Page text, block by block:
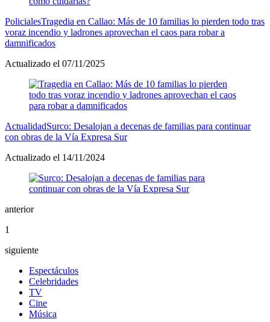
PolicialesTragedia en Callao: Más de 10 familias lo pierden todo tras
voraz incendio y ladrones aprovechan el caos para robar a
damnificados
Actualizado el 07/11/2025
ActualidadSurco: Desalojan a decenas de familias para continuar
con obras de la Vía Expresa Sur
Actualizado el 14/11/2024
anterior
1
siguiente
Espectáculos
Celebridades
TV
Cine
Música